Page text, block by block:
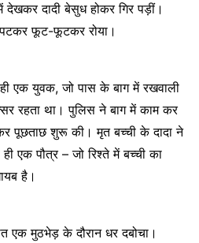
देखकर दादी बेसुध होकर गिर पड़ीं।
फूट-फूटकर रोया।
एक युवक, जो पास के बाग में रखवाली
रहता था। पुलिस ने बाग में काम कर
पूछताछ शुरू की। मृत बच्ची के दादा ने
एक पौत्र – जो रिश्ते में बच्ची का
है।
एक मुठभेड़ के दौरान धर दबोचा।